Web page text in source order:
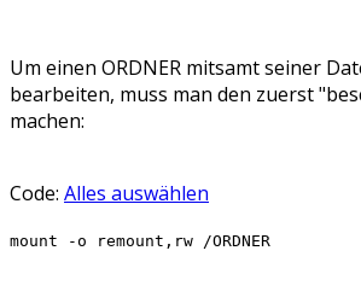
Um einen ORDNER mitsamt seiner
bearbeiten, muss man den zuerst
machen:
Code: Alles auswählen
mount -o remount,rw /ORDNER